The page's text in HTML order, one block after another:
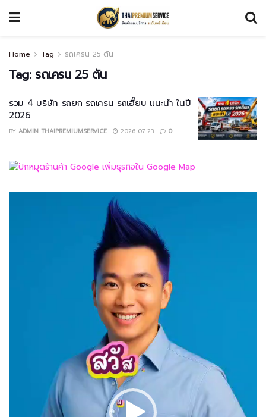
Home Tag รถเครน 25 ตัน
Tag: รถเครน 25 ตัน
รวม 4 บริษัท รถยก รถเครน รถเฮี๊ยบ แนะนำ ในปี
2026
BY ADMIN THAIPREMIUMSERVICE 2026-07-23 0